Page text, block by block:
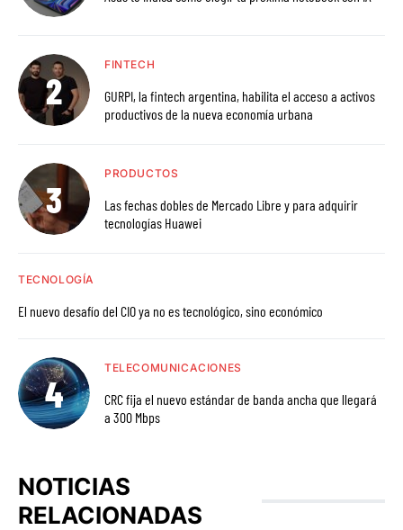
FINTECH
GURPI, la fintech argentina, habilita el acceso a activos
productivos de la nueva economía urbana
PRODUCTOS
Las fechas dobles de Mercado Libre y para adquirir
tecnologías Huawei
TECNOLOGÍA
El nuevo desafío del CIO ya no es tecnológico, sino económico
TELECOMUNICACIONES
CRC fija el nuevo estándar de banda ancha que llegará
a 300 Mbps
NOTICIAS
RELACIONADAS